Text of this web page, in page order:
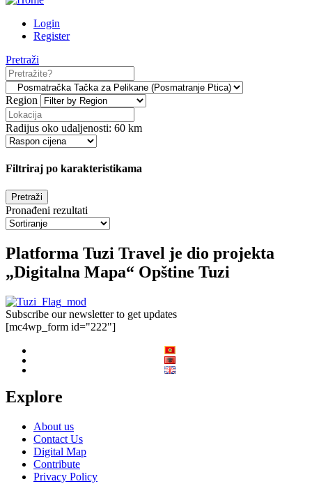
Login
Register
Pretraži
Region
Radijus oko udaljenosti: 60 km
Filtriraj po karakteristikama
Pronađeni rezultati
Platforma Tuzi Travel je dio projekta
„Digitalna Mapa“ Opštine Tuzi
Subscribe our newsletter to get updates
[mc4wp_form id="222"]
Explore
About us
Contact Us
Digital Map
Contribute
Privacy Policy